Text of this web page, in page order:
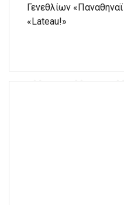
Γενεθλίων
«Lateau!»